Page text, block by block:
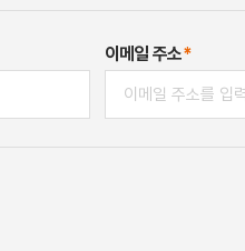
이메일 주소*